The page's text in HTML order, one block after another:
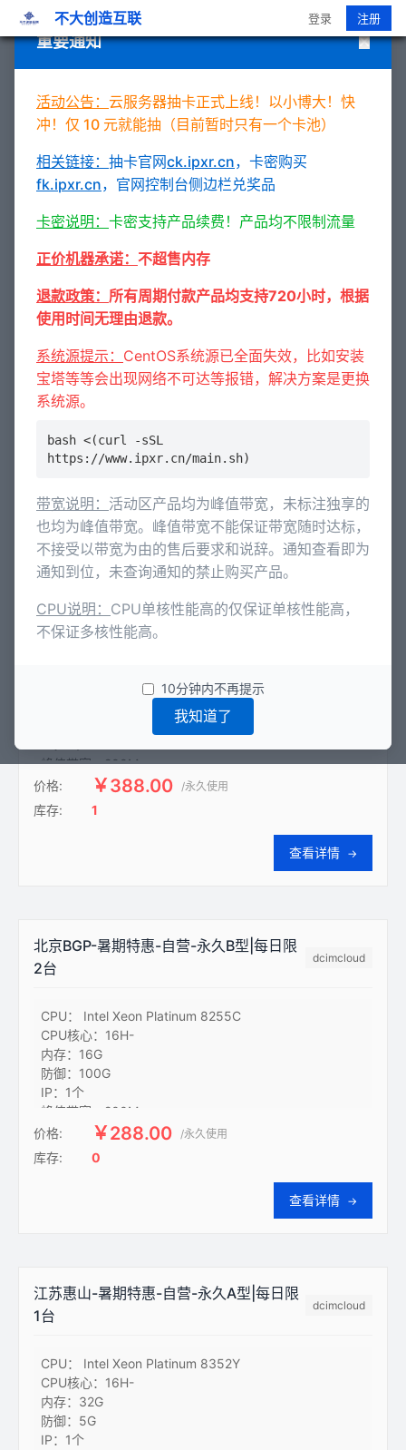
重要通知
活动公告： 云服务器抽卡正式上线！以小博大！快
冲！仅 10 元就能抽（目前暂时只有一个卡池）
相关链接： 抽卡官网ck.ipxr.cn，卡密购买
fk.ipxr.cn，官网控制台侧边栏兑奖品
卡密说明： 卡密支持产品续费！产品均不限制流量
正价机器承诺： 不超售内存
退款政策： 所有周期付款产品均支持720小时，根据
使用时间无理由退款。
系统源提示： CentOS系统源已全面失效，比如安装
宝塔等等会出现网络不可达等报错，解决方案是更换
系统源。
bash <(curl -sSL
https://www.ipxr.cn/main.sh)
带宽说明： 活动区产品均为峰值带宽，未标注独享的
也均为峰值带宽。峰值带宽不能保证带宽随时达标，
不接受以带宽为由的售后要求和说辞。通知查看即为
通知到位，未查询通知的禁止购买产品。
CPU说明： CPU单核性能高的仅保证单核性能高，
不保证多核性能高。
10分钟内不再提示
我知道了
不大创造互联 登录 注册
商品分区
地域-可用区
特惠高配福利
计费周期
全部计费方式
周期计费（月/季/年）
永久使用计费
信安管控类目！
北京BGP-暑期特惠-自营-永久A型|每日限1
台
dcimcloud
峰值带宽：200M
硬盘：200G-SSD
线路：Ucloud内蒙-BGP
保障：高SLA/稳定性/性能
价格: ￥388.00 /永久使用
库存: 1
查看详情 →
北京BGP-暑期特惠-自营-永久B型|每日限
2台
dcimcloud
CPU： Intel Xeon Platinum 8255C
CPU核心：16H-
内存：16G
防御：100G
IP：1个
峰值带宽：200M
硬盘：200G-SSD
线路：Ucloud内蒙-BGP
保障：高SLA/稳定性/性能
价格: ￥288.00 /永久使用
库存: 0
查看详情 →
江苏惠山-暑期特惠-自营-永久A型|每日限
1台
dcimcloud
CPU： Intel Xeon Platinum 8352Y
CPU核心：16H-
内存：32G
防御：5G
IP：1个